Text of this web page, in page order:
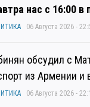
нас с 16:00 в
06 Августа 2026 -
обсудил с
из Армении
06 Августа 2026 -